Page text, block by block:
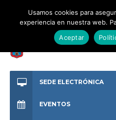
SEDE ELECTRÓNICA
EVENTOS
Usamos cookies para
experiencia en nuestra web.
Aceptar